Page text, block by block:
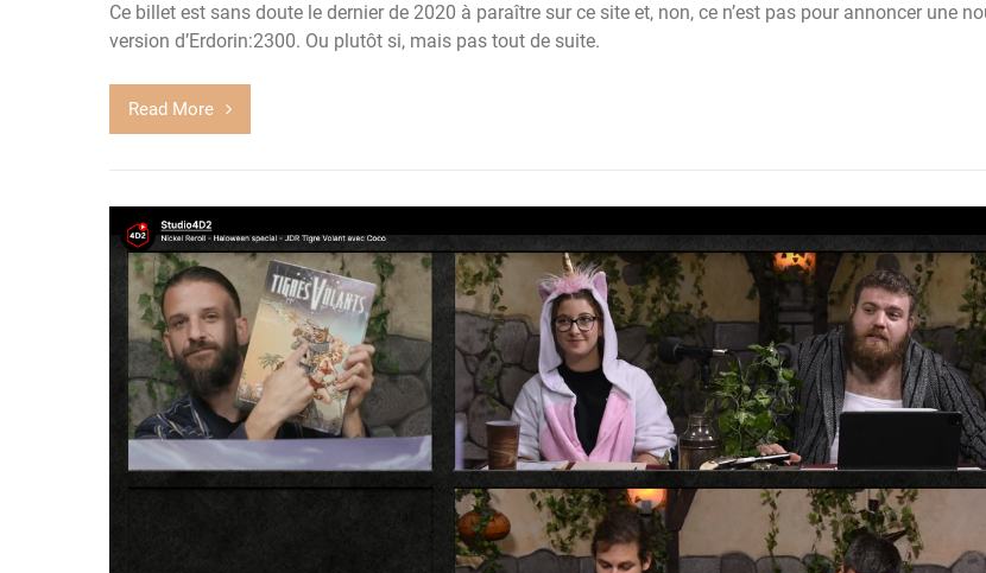
Ce billet est sans doute le dernier de 2020 à paraître sur ce site et, non, ce n’est pas pour annoncer une
version d’Erdorin:2300. Ou plutôt si, mais pas tout de suite.
Read More